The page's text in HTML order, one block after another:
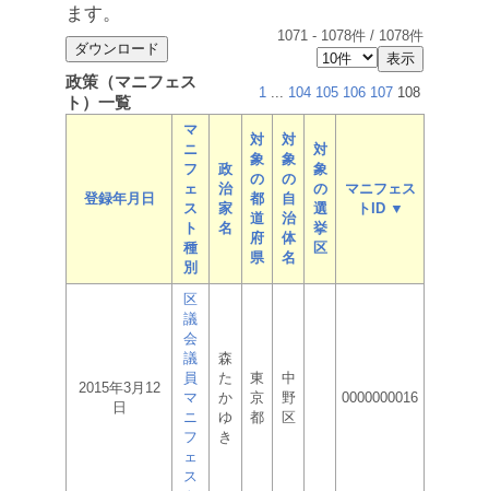
ます。
1071 - 1078件 / 1078件
政策（マニフェス
ト）一覧
1 ... 104 105 106 107 108
登録年月日
マ
ニ
フ
ェ
ス
ト
種
別
政
治
家
名
対
象
の
都
道
府
県
対
象
の
自
治
体
名
対
象
の
選
挙
区
マニフェス
トID ▼
2015年3月12
日
区
議
会
議
員
マ
ニ
フ
ェ
ス
森
た
か
ゆ
き
東
京
都
中
野
区
0000000016